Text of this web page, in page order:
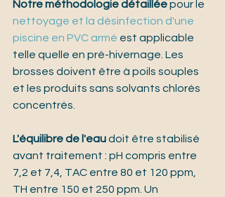
Notre méthodologie détaillée pour le
nettoyage et la désinfection d'une
piscine en PVC armé est applicable
telle quelle en pré-hivernage. Les
brosses doivent être à poils souples
et les produits sans solvants chlorés
concentrés.
L'équilibre de l'eau doit être stabilisé
avant traitement : pH compris entre
7,2 et 7,4, TAC entre 80 et 120 ppm,
TH entre 150 et 250 ppm. Un